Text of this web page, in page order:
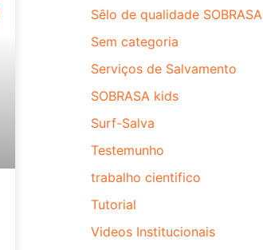
Sêlo de qualidade SOBRASA
Sem categoria
Serviços de Salvamento
SOBRASA kids
Surf-Salva
Testemunho
trabalho cientifico
Tutorial
Videos Institucionais